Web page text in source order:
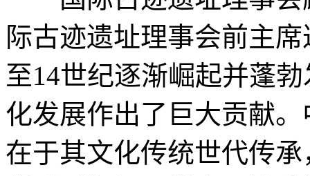
际古迹遗址理事会前主
至14世纪逐渐崛起并蓬
化发展作出了巨大贡献
在于其文化传统世代传